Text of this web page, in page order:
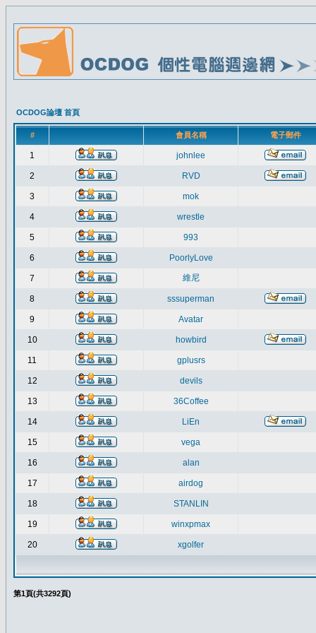
OCDOG論壇 首頁
# 會員名稱 電子郵件
1 johnlee
2 RVD
3 mok
4 wrestle
5 993
6 PoorlyLove
7 維尼
8 sssuperman
9 Avatar
10 howbird
11 gplusrs
12 devils
13 36Coffee
14 LiEn
15 vega
16 alan
17 airdog
18 STANLIN
19 winxpmax
20 xgolfer
第1頁(共3292頁)